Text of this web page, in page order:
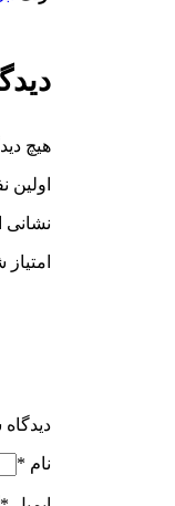
هیچ
اولین
نشانی
نام *